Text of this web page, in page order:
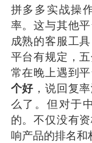
拼多多实战操
率。这与其他
成熟的客服工
平台有规定，
常在晚上遇到
个好 ，说回复
么了。但对于
的。不仅没有
响产品的排名和